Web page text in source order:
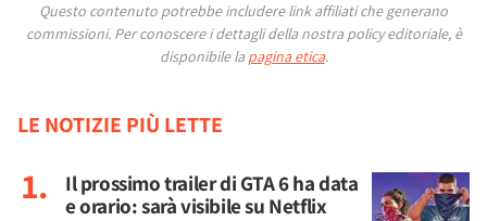
Questo contenuto potrebbe includere link affiliati che generano
commissioni. Per conoscere i dettagli della nostra policy editoriale, è
disponibile la pagina etica.
LE NOTIZIE PIÙ LETTE
Il prossimo trailer di GTA 6 ha data
e orario: sarà visibile su Netflix